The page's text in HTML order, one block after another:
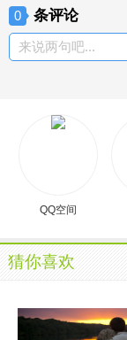
金色的年华碰撞出
12. 只有经过
的事情。第二个他
15. 一点一点
比较励志的高
1. 世上所有美
目标，晚
0 条评论
来说两句吧...
QQ空间
猜你喜欢